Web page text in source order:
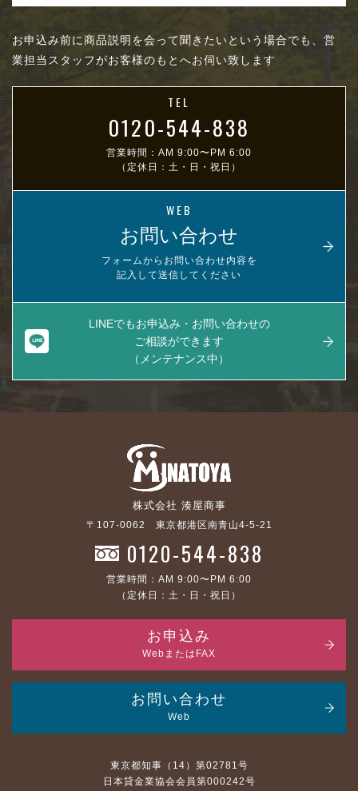
お申込み前に商品説明を会って聞きたいという場合でも、営
業担当スタッフがお客様のもとへお伺い致します
TEL
0120-544-838
営業時間：AM 9:00〜PM 6:00
（定休日：土・日・祝日）
WEB
お問い合わせ
フォームからお問い合わせ内容を
記入して送信してください
LINEでもお申込み・お問い合わせの
ご相談ができます
（メンテナンス中）
株式会社 湊屋商事
〒107-0062 東京都港区南青山4-5-21
0120-544-838
営業時間：AM 9:00〜PM 6:00
（定休日：土・日・祝日）
お申込み
WebまたはFAX
お問い合わせ
Web
東京都知事（14）第02781号
日本貸金業協会会員第000242号